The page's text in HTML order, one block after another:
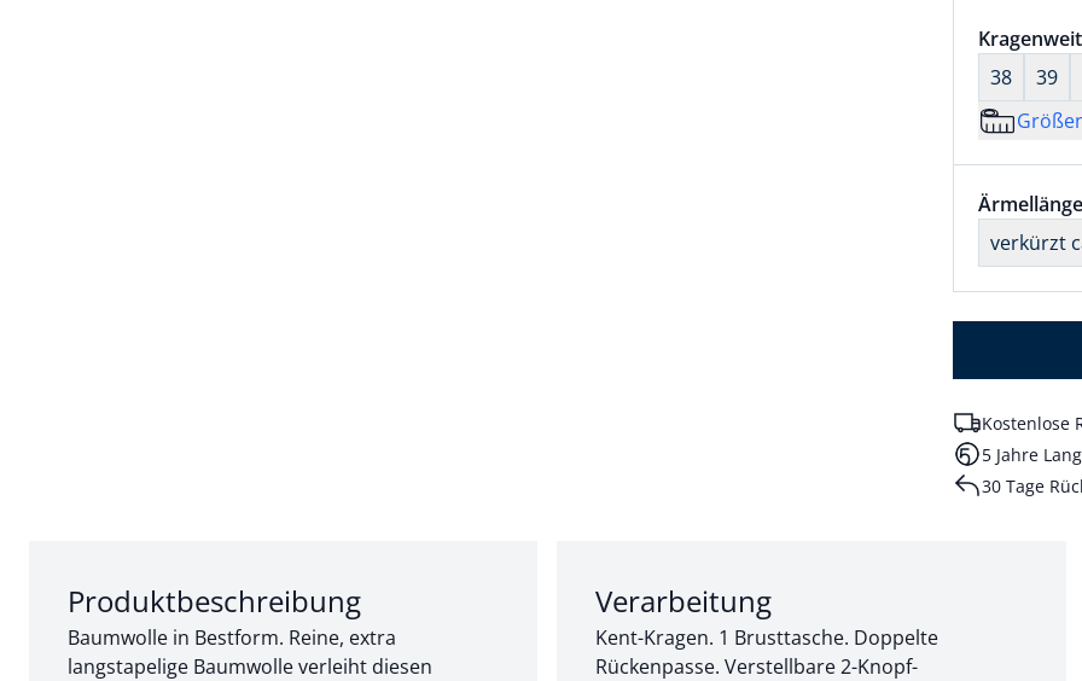
38
39
verkürzt
Kostenlose
5 Jahre
30 Tage
Abschnitt 1 von 3:
Produktbeschreibung
Baumwolle in Bestform. Reine, extra
langstapelige Baumwolle verleiht diesen
Abschnitt 2 von 3:
Verarbeitung
Kent-Kragen. 1 Brusttasche. Doppelte
Rückenpasse. Verstellbare 2-Knopf-